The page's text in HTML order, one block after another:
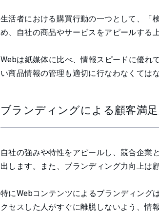
生活者における購買行動の一つとして、「
め、自社の商品やサービスをアピールする
Webは紙媒体に比べ、情報スピードに優れ
い商品情報の管理も適切に行なわなくては
ブランディングによる顧客満
自社の強みや特性をアピールし、競合企業
出します。また、ブランディング力向上は
特にWebコンテンツによるブランディング
クセスした人がすぐに離脱しないよう、情